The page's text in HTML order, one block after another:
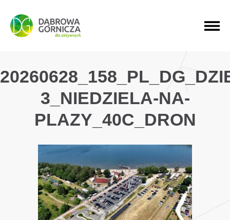
PRZEJDŹ DO MENU GŁÓWNEGO
PRZEJDŹ DO WYSZUKIWARKI
PRZEJDŹ DO TREŚCI
3_NIEDZIELA-NA-
PLAZY_40C_DRON